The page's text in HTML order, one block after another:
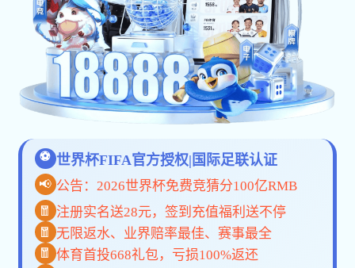
信息服务
通知公告 公示信息 下载服务
联系我们
下载服务